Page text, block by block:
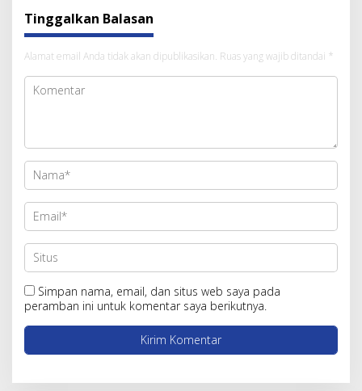
Tinggalkan Balasan
Alamat email Anda tidak akan dipublikasikan. Ruas yang wajib ditandai *
Simpan nama, email, dan situs web saya pada
peramban ini untuk komentar saya berikutnya.